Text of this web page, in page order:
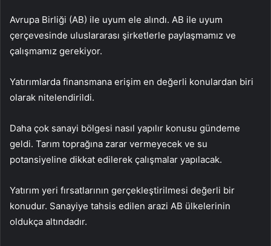
Avrupa Birliği (AB) ile uyum ele alındı. AB ile uyum
çerçevesinde uluslararası şirketlerle paylaşmamız ve
çalışmamız gerekiyor.
Yatırımlarda finansmana erişim en değerli konulardan biri
olarak nitelendirildi.
Daha çok sanayi bölgesi nasıl yapılır konusu gündeme
geldi. Tarım toprağına zarar vermeyecek ve su
potansiyeline dikkat edilerek çalışmalar yapılacak.
Yatırım yeri fırsatlarının gerçekleştirilmesi değerli bir
konudur. Sanayiye tahsis edilen arazi AB ülkelerinin
oldukça altındadır.